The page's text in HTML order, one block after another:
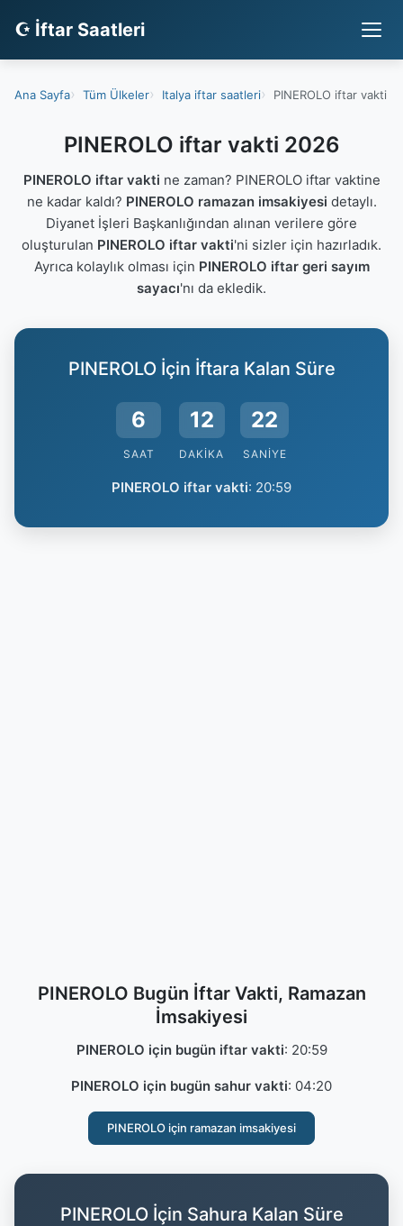
☪ İftar Saatleri
Ana Sayfa Tüm Ülkeler Italya iftar saatleri PINEROLO iftar vakti
PINEROLO iftar vakti 2026
PINEROLO iftar vakti ne zaman? PINEROLO iftar vaktine
ne kadar kaldı? PINEROLO ramazan imsakiyesi detaylı.
Diyanet İşleri Başkanlığından alınan verilere göre
oluşturulan PINEROLO iftar vakti'ni sizler için hazırladık.
Ayrıca kolaylık olması için PINEROLO iftar geri sayım
sayacı'nı da ekledik.
PINEROLO İçin İftara Kalan Süre
6
SAAT
12
DAKIKA
21
SANIYE
PINEROLO iftar vakti: 20:59
PINEROLO Bugün İftar Vakti, Ramazan
İmsakiyesi
PINEROLO için bugün iftar vakti: 20:59
PINEROLO için bugün sahur vakti: 04:20
PINEROLO için ramazan imsakiyesi
PINEROLO İçin Sahura Kalan Süre